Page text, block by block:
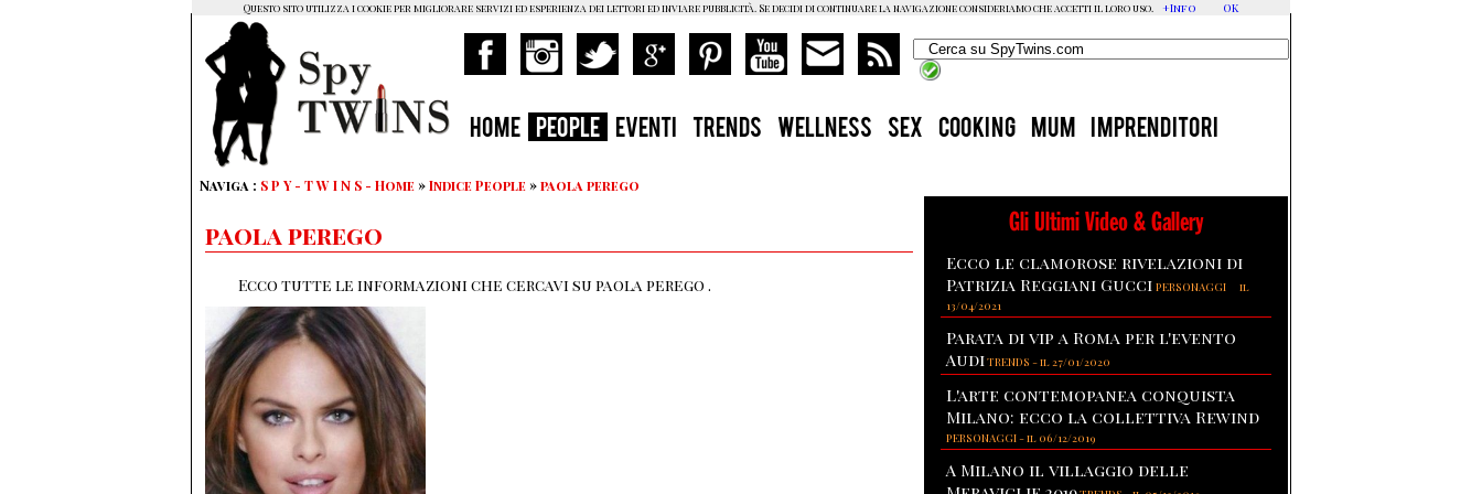
HOME PEOPLE EVENTI TRENDS WELLNESS SEX COOKING MUM IMPRENDITORI
Naviga : S P Y - T W I N S - Home »Indice People »paola perego
paola perego
Ecco tutte le informazioni che cercavi su paola perego .
Gli Ultimi Video & Gallery
Ecco le clamorose rivelazioni di
Patrizia Reggiani Gucci PERSONAGGI
il
13/04/2021
Parata di vip a Roma per l'evento
AudiTRENDS -il 27/01/2020
L'arte contemopanea conquista
Milano: ecco la collettiva Rewind
PERSONAGGI-il 06/12/2019
A Milano il villaggio delle
Questo sito utilizza i cookie per migliorare servizi ed esperienza dei lettori ed inviare pubblicità. Se decidi di continuare la navigazione consideriamo che accetti il loro uso. +Info OK